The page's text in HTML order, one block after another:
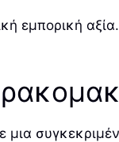
εμπορική
μια